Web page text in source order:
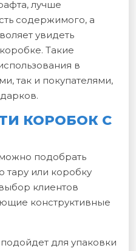
лучше
содержимого, а
увидеть
Такие
в
так и покупателями,
КОРОБОК С
подобрать
тару или коробку
клиентов
конструктивные
для упаковки